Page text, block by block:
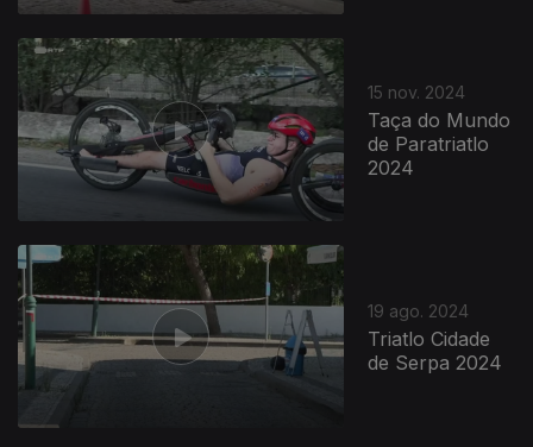
15 nov. 2024
Taça do Mundo
de Paratriatlo
2024
19 ago. 2024
Triatlo Cidade
de Serpa 2024